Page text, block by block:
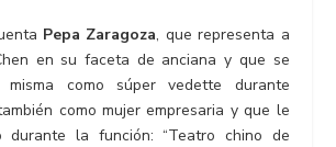
Pepa Zaragoza, que representa a
en su faceta de anciana y que se
como súper vedette durante
como mujer empresaria y que le
durante la función: “Teatro chino de